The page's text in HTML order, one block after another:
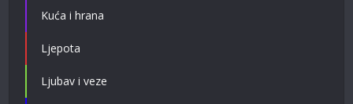
Kuća i hrana
Ljepota
Ljubav i veze